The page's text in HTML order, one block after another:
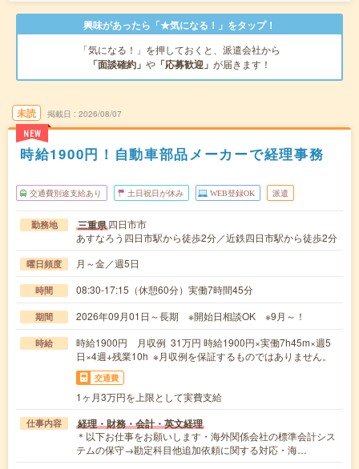
興味があったら「★気になる！」をタップ！
「気になる！」を押しておくと、派遣会社から
「面談確約」 や 「応募歓迎」 が届きます！
未読
NEW
掲載日 2026/08/07
時給1900円！自動車部品メーカーで経理事務
交通費別途支給あり 土日祝日が休み WEB登録OK 派遣
勤務地 三重県四日市市
あすなろう四日市駅から徒歩2分／近鉄四日市駅から徒歩2分
曜日頻度 月～金／週5日
時間 08:30-17:15（休憩60分）実働7時間45分
期間 2026年09月01日～長期 ※開始日相談OK ※9月～！
時給
時給1900円 月収例 31万円 時給1900円×実働7h45m×週5
日×4週+残業10h ※月収例を保証するものではありません。
交通費
1ヶ月3万円を上限として実費支給
仕事内容 経理・財務・会計・英文経理
＊以下お仕事をお願いします・海外関係会社の標準会計シス
テムの保守→勘定科目他追加依頼に関する対応・海…